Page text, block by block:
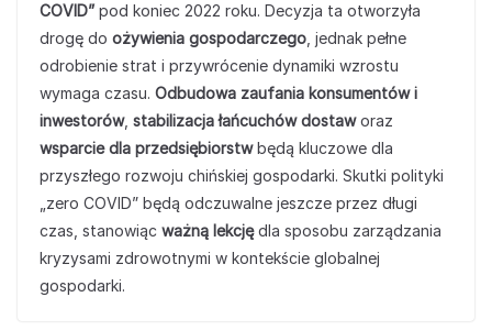
COVID” pod koniec 2022 roku. Decyzja ta otworzyła
drogę do ożywienia gospodarczego , jednak pełne
odrobienie strat i przywrócenie dynamiki wzrostu
wymaga czasu. Odbudowa zaufania konsumentów i
inwestorów, stabilizacja łańcuchów dostaworaz
wsparcie dla przedsiębiorstwbędą kluczowe dla
przyszłego rozwoju chińskiej gospodarki. Skutki polityki
„zero COVID” będą odczuwalne jeszcze przez długi
czas, stanowiąc ważną lekcjędla sposobu zarządzania
kryzysami zdrowotnymi w kontekście globalnej
gospodarki.